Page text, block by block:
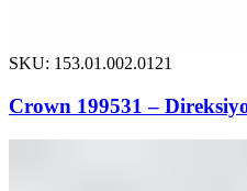
SKU: 153.01.002.0121
Crown 199531 –